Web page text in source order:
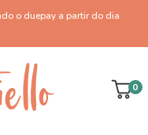
o duepay a partir do dia
0